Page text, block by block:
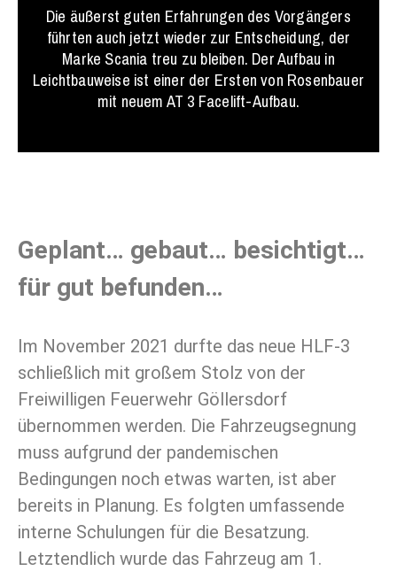
Die äußerst guten Erfahrungen des Vorgängers
führten auch jetzt wieder zur Entscheidung, der
Marke Scania treu zu bleiben. Der Aufbau in
Leichtbauweise ist einer der Ersten von Rosenbauer
mit neuem AT 3 Facelift-Aufbau.
Geplant… gebaut… besichtigt…
für gut befunden…
Im November 2021 durfte das neue HLF-3
schließlich mit großem Stolz von der
Freiwilligen Feuerwehr Göllersdorf
übernommen werden. Die Fahrzeugsegnung
muss aufgrund der pandemischen
Bedingungen noch etwas warten, ist aber
bereits in Planung. Es folgten umfassende
interne Schulungen für die Besatzung.
Letztendlich wurde das Fahrzeug am 1.